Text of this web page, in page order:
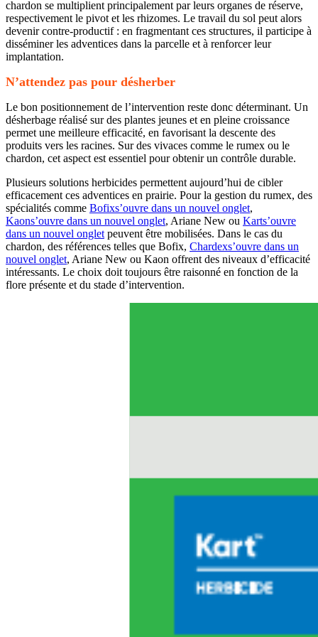
chardon se multiplient principalement par leurs organes de réserve,
respectivement le pivot et les rhizomes. Le travail du sol peut alors
devenir contre-productif : en fragmentant ces structures, il participe à
disséminer les adventices dans la parcelle et à renforcer leur
implantation.
N’attendez pas pour désherber
Le bon positionnement de l’intervention reste donc déterminant. Un
désherbage réalisé sur des plantes jeunes et en pleine croissance
permet une meilleure efficacité, en favorisant la descente des
produits vers les racines. Sur des vivaces comme le rumex ou le
chardon, cet aspect est essentiel pour obtenir un contrôle durable.
Plusieurs solutions herbicides permettent aujourd’hui de cibler
efficacement ces adventices en prairie. Pour la gestion du rumex, des
spécialités comme Bofixs’ouvre dans un nouvel onglet,
Kaons’ouvre dans un nouvel onglet, Ariane New ou Karts’ouvre
dans un nouvel ongletpeuvent être mobilisées. Dans le cas du
chardon, des références telles que Bofix, Chardexs’ouvre dans un
nouvel onglet, Ariane New ou Kaon offrent des niveaux d’efficacité
intéressants. Le choix doit toujours être raisonné en fonction de la
flore présente et du stade d’intervention.